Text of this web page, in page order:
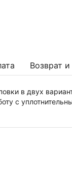
Возврат
в двух
с